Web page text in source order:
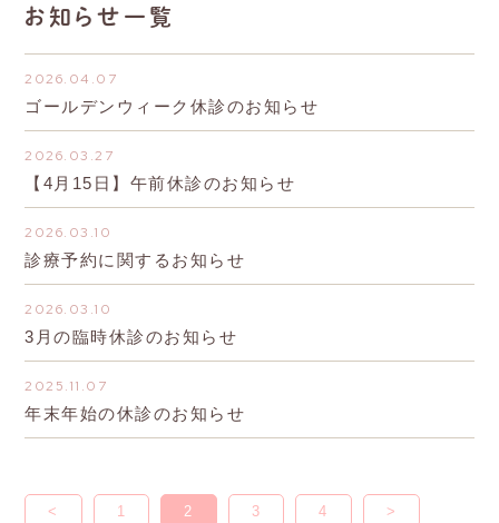
お知らせ一覧
2026.04.07
ゴールデンウィーク休診のお知らせ
2026.03.27
【4月15日】午前休診のお知らせ
2026.03.10
診療予約に関するお知らせ
2026.03.10
3月の臨時休診のお知らせ
2025.11.07
年末年始の休診のお知らせ
< 1 2 3 4 >